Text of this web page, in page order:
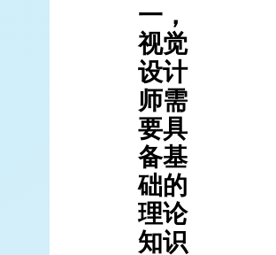
一，
视觉
设计
师需
要具
备基
础的
理论
知识